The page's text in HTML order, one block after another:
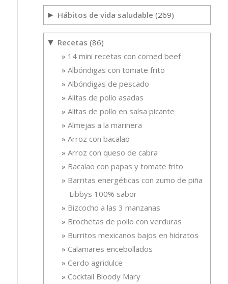
► Hábitos de vida saludable (269)
▼ Recetas (86)
14 mini recetas con corned beef
Albóndigas con tomate frito
Albóndigas de pescado
Alitas de pollo asadas
Alitas de pollo en salsa picante
Almejas a la marinera
Arroz con bacalao
Arroz con queso de cabra
Bacalao con papas y tomate frito
Barritas energéticas con zumo de piña
Libbys 100% sabor
Bizcocho a las 3 manzanas
Brochetas de pollo con verduras
Burritos mexicanos bajos en hidratos
Calamares encebollados
Cerdo agridulce
Cocktail Bloody Mary